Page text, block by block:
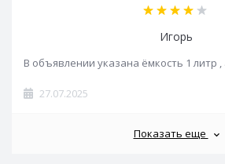
Игорь
В объявлении указана ёмкость 1 литр ,
27.07.2025
Показать еще